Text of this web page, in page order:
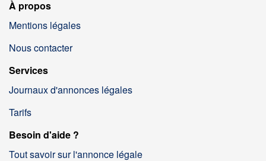
À propos
Mentions légales
Nous contacter
Services
Journaux d'annonces légales
Tarifs
Besoin d'aide ?
Tout savoir sur l'annonce légale